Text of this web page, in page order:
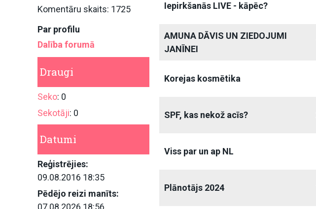
Komentāru skaits: 1725
Par profilu
Dalība forumā
Draugi
Seko: 0
Sekotāji: 0
Datumi
Reģistrējies:
09.08.2016 18:35
Pēdējo reizi manīts:
07.08.2026 18:56
Iepirkšanās LIVE - kāpēc?
AMUNA DĀVIS UN ZIEDOJUMI
JANĪNEI
Korejas kosmētika
SPF, kas nekož acīs?
Viss par un ap NL
Plānotājs 2024